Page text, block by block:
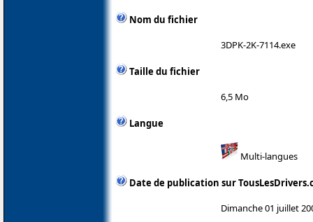
Nom du fichier
3DPK-2K-7114.exe
Taille du fichier
6,5 Mo
Langue
Multi-langues
Date de publication sur
Dimanche 01 juillet